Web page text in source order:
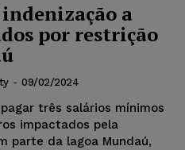
a
por restrição
- 09/02/2024
três salários mínimos
impactados pela
parte da lagoa Mundaú,